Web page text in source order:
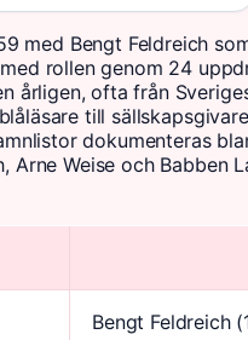
med Bengt Feldreich
rollen genom 24
årligen, ofta från
till
dokumenteras
Arne Weise och Babben
Bengt Feldreich